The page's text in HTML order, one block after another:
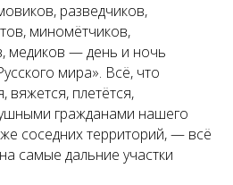
разведчиков,
миномётчиков,
медиков — день и ночь
мира». Всё, что
вяжется, плетётся,
гражданами нашего
соседних территорий, — всё
самые дальние участки